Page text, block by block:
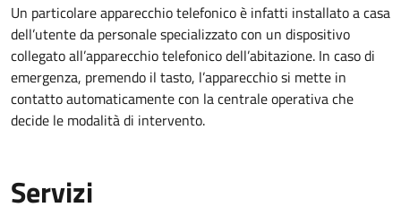
Un particolare apparecchio telefonico è infatti installato a casa
dell’utente da personale specializzato con un dispositivo
collegato all’apparecchio telefonico dell’abitazione. In caso di
emergenza, premendo il tasto, l’apparecchio si mette in
contatto automaticamente con la centrale operativa che
decide le modalità di intervento.
Servizi